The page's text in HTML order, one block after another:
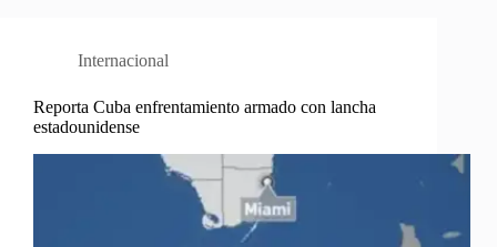
Internacional
Reporta Cuba enfrentamiento armado con lancha
estadounidense